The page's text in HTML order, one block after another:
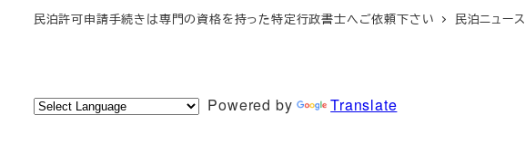
民泊許可申請手続きは専門の資格を持った特定行政書士へご依頼下さい 民泊ニュース
Powered by Translate